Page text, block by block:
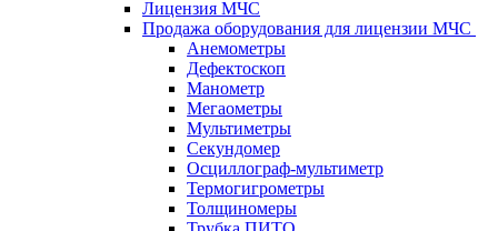
Лицензия МЧС
Продажа оборудования для лицензии МЧС
Анемометры
Дефектоскоп
Манометр
Мегаометры
Мультиметры
Секундомер
Осциллограф-мультиметр
Термогигрометры
Толщиномеры